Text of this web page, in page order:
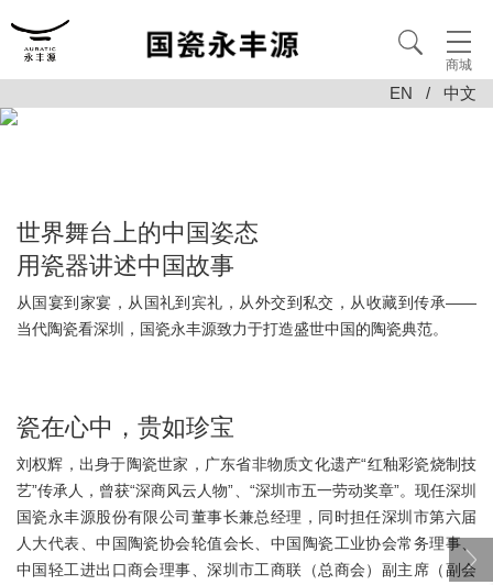
商城
EN / 中文
世界舞台上的中国姿态
用瓷器讲述中国故事
从国宴到家宴，从国礼到宾礼，从外交到私交，从收藏到传承——
当代陶瓷看深圳，国瓷永丰源致力于打造盛世中国的陶瓷典范。
瓷在心中，贵如珍宝
刘权辉，出身于陶瓷世家，广东省非物质文化遗产“红釉彩瓷烧制技
艺”传承人，曾获“深商风云人物”、“深圳市五一劳动奖章”。现任深圳
国瓷永丰源股份有限公司董事长兼总经理，同时担任深圳市第六届
人大代表、中国陶瓷协会轮值会长、中国陶瓷工业协会常务理事、
中国轻工进出口商会理事、深圳市工商联（总商会）副主席（副会